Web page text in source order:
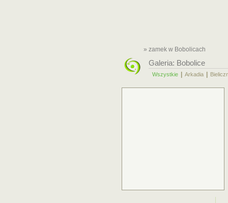
» zamek w Bobolicach
Galeria: Bobolice
Wszystkie Arkadia